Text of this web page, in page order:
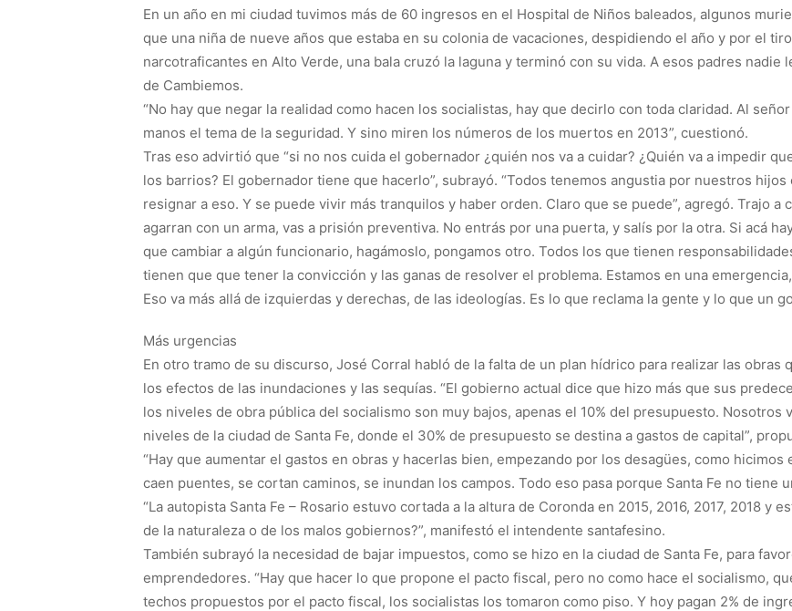
En un año en mi ciudad tuvimos más de 60 ingresos en el Hospital de Niños baleados, algunos
que una niña de nueve años que estaba en su colonia de vacaciones, despidiendo el año y por el
narcotraficantes en Alto Verde, una bala cruzó la laguna y terminó con su vida. A esos padres nadie
de Cambiemos.
“No hay que negar la realidad como hacen los socialistas, hay que decirlo con toda claridad. Al
manos el tema de la seguridad. Y sino miren los números de los muertos en 2013”, cuestionó.
Tras eso advirtió que “si no nos cuida el gobernador ¿quién nos va a cuidar? ¿Quién va a impedir
los barrios? El gobernador tiene que hacerlo”, subrayó. “Todos tenemos angustia por nuestros
resignar a eso. Y se puede vivir más tranquilos y haber orden. Claro que se puede”, agregó. Trajo a
agarran con un arma, vas a prisión preventiva. No entrás por una puerta, y salís por la otra. Si acá
que cambiar a algún funcionario, hagámoslo, pongamos otro. Todos los que tienen
tienen que que tener la convicción y las ganas de resolver el problema. Estamos en una
Eso va más allá de izquierdas y derechas, de las ideologías. Es lo que reclama la gente y lo que un
Más urgencias
En otro tramo de su discurso, José Corral habló de la falta de un plan hídrico para realizar las
los efectos de las inundaciones y las sequías. “El gobierno actual dice que hizo más que sus
los niveles de obra pública del socialismo son muy bajos, apenas el 10% del presupuesto. Nosotros
niveles de la ciudad de Santa Fe, donde el 30% de presupuesto se destina a gastos de capital”,
“Hay que aumentar el gastos en obras y hacerlas bien, empezando por los desagües, como hicimos
caen puentes, se cortan caminos, se inundan los campos. Todo eso pasa porque Santa Fe no tiene
“La autopista Santa Fe – Rosario estuvo cortada a la altura de Coronda en 2015, 2016, 2017, 2018 y
de la naturaleza o de los malos gobiernos?”, manifestó el intendente santafesino.
También subrayó la necesidad de bajar impuestos, como se hizo en la ciudad de Santa Fe, para
emprendedores. “Hay que hacer lo que propone el pacto fiscal, pero no como hace el socialismo,
techos propuestos por el pacto fiscal, los socialistas los tomaron como piso. Y hoy pagan 2% de